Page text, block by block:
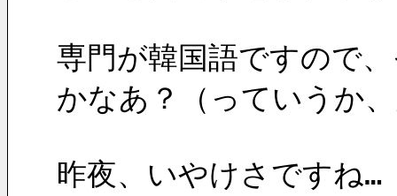
専門が韓国語ですので
かなあ？（っていうか
昨夜、いやけさですね…